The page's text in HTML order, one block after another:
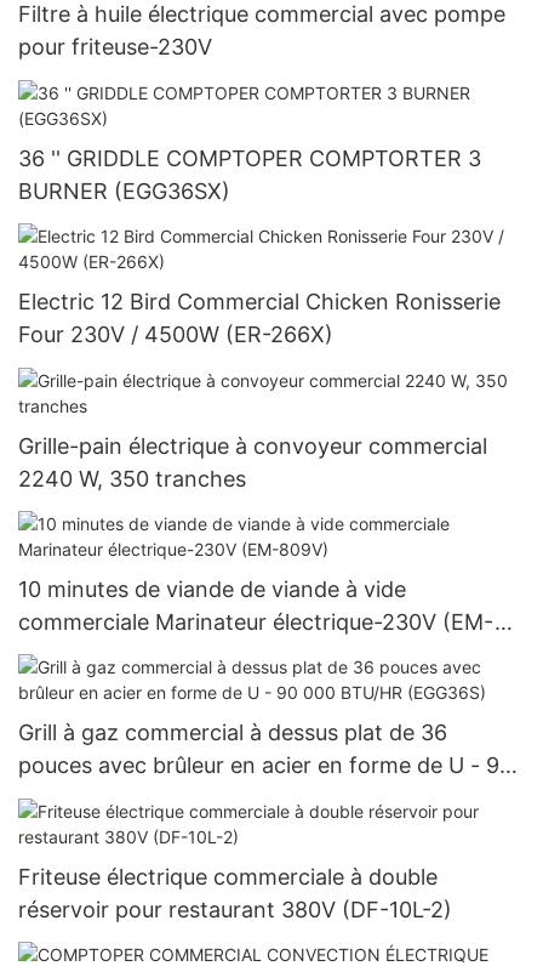
Filtre à huile électrique commercial avec pompe
pour friteuse-230V
36 '' GRIDDLE COMPTOPER COMPTORTER 3
BURNER (EGG36SX)
Electric 12 Bird Commercial Chicken Ronisserie
Four 230V / 4500W (ER-266X)
Grille-pain électrique à convoyeur commercial
2240 W, 350 tranches
10 minutes de viande de viande à vide
commerciale Marinateur électrique-230V (EM-
809V)
Grill à gaz commercial à dessus plat de 36
pouces avec brûleur en acier en forme de U - 90
000 BTU/HR (EGG36S)
Friteuse électrique commerciale à double
réservoir pour restaurant 380V (DF-10L-2)